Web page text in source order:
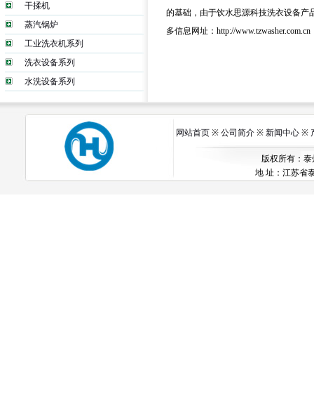
干揉机
蒸汽锅炉
工业洗衣机系列
洗衣设备系列
水洗设备系列
的基础，由于饮水思源科技洗衣设备产
多信息网址：http://www.tzwasher.com.cn
网站首页 ※ 公司简介 ※ 新闻中心 ※
版权所有：泰
地 址：江苏省